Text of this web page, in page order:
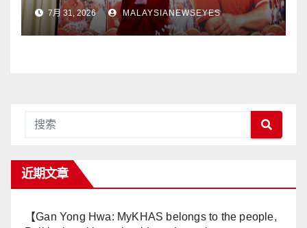
7月 31, 2026 MALAYSIANEWSEYES
近期文章
【Gan Yong Hwa: MyKHAS belongs to the people,